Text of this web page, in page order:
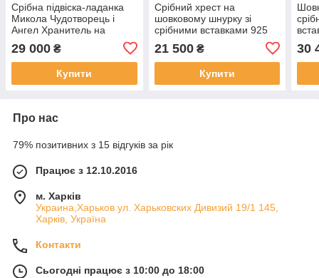
Срібна підвіска-ладанка
Микола Чудотворець і
Ангел Хранитель на
29 000 ₴
Купити
Срібний хрест на
шовковому шнурку зі
срібними вставками 925
21 500₴
Купити
30
Про нас
79% позитивних з 15 відгуків за рік
Працює з 12.10.2016
м. Харків
Украина,Харьков ул. Харьковских Дивизий 19/1 145,
Харків, Україна
Контакти
Сьогодні працює з 10:00 до 18:00